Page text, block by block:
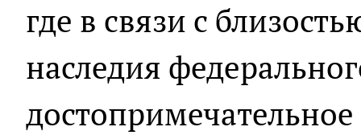
где в связи с
наследия